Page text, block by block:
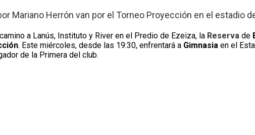
Mariano Herrón van por el Torneo Proyección en el estadio
a Lanús, Instituto y River en el Predio de Ezeiza, la Reserva de
. Este miércoles, desde las 19:30, enfrentará a Gimnasia en el
de la Primera del club.